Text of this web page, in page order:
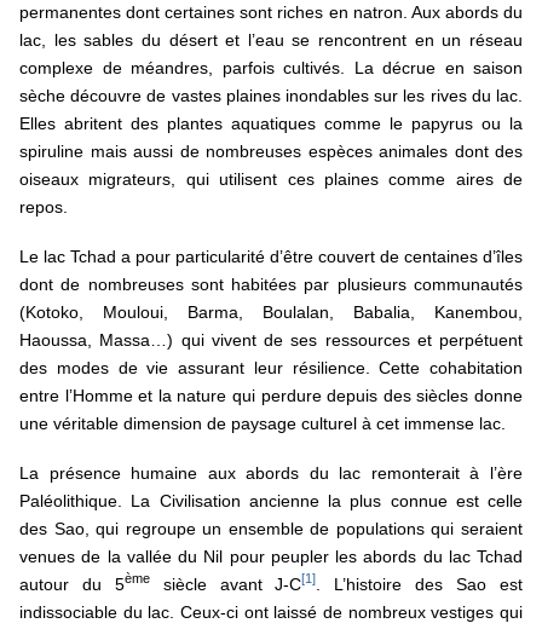
permanentes dont certaines sont riches en natron. Aux abords du
lac, les sables du désert et l’eau se rencontrent en un réseau
complexe de méandres, parfois cultivés. La décrue en saison
sèche découvre de vastes plaines inondables sur les rives du lac.
Elles abritent des plantes aquatiques comme le papyrus ou la
spiruline mais aussi de nombreuses espèces animales dont des
oiseaux migrateurs, qui utilisent ces plaines comme aires de
repos.
Le lac Tchad a pour particularité d’être couvert de centaines d’îles
dont de nombreuses sont habitées par plusieurs communautés
(Kotoko, Mouloui, Barma, Boulalan, Babalia, Kanembou,
Haoussa, Massa…) qui vivent de ses ressources et perpétuent
des modes de vie assurant leur résilience. Cette cohabitation
entre l’Homme et la nature qui perdure depuis des siècles donne
une véritable dimension de paysage culturel à cet immense lac.
La présence humaine aux abords du lac remonterait à l’ère
Paléolithique. La Civilisation ancienne la plus connue est celle
des Sao, qui regroupe un ensemble de populations qui seraient
venues de la vallée du Nil pour peupler les abords du lac Tchad
autour du 5èmesiècle avant J-C[1]
. L’histoire des Sao est
indissociable du lac. Ceux-ci ont laissé de nombreux vestiges qui